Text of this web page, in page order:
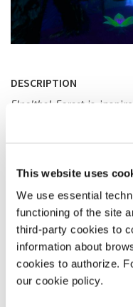
This website uses
We use essential
functioning of the site
third-party cookies to
information about
cookies to authorize.
our cookie policy.
DESCRIPTION
Elno'thel Forestis
Park. It's also a